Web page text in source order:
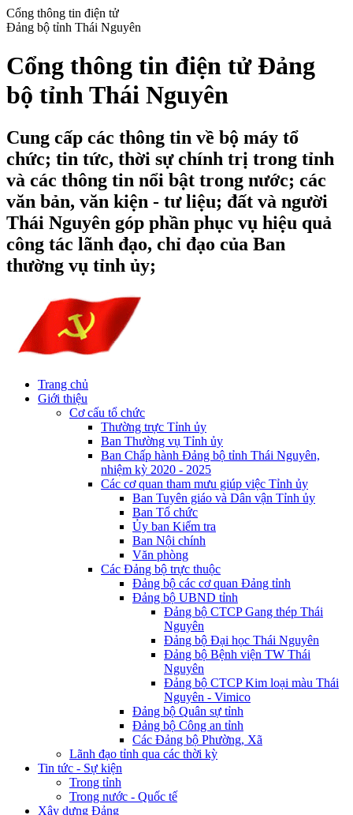
Cổng thông tin điện tử
Đảng bộ tỉnh Thái Nguyên
Cổng thông tin điện tử Đảng
bộ tỉnh Thái Nguyên
Cung cấp các thông tin về bộ máy tổ
chức; tin tức, thời sự chính trị trong tỉnh
và các thông tin nổi bật trong nước; các
văn bản, văn kiện - tư liệu; đất và người
Thái Nguyên góp phần phục vụ hiệu quả
công tác lãnh đạo, chỉ đạo của Ban
thường vụ tỉnh ủy;
Trang chủ
Giới thiệu
Cơ cấu tổ chức
Thường trực Tỉnh ủy
Ban Thường vụ Tỉnh ủy
Ban Chấp hành Đảng bộ tỉnh Thái Nguyên,
nhiệm kỳ 2020 - 2025
Các cơ quan tham mưu giúp việc Tỉnh ủy
Ban Tuyên giáo và Dân vận Tỉnh ủy
Ban Tổ chức
Ủy ban Kiểm tra
Ban Nội chính
Văn phòng
Các Đảng bộ trực thuộc
Đảng bộ các cơ quan Đảng tỉnh
Đảng bộ UBND tỉnh
Đảng bộ CTCP Gang thép Thái
Nguyên
Đảng bộ Đại học Thái Nguyên
Đảng bộ Bệnh viện TW Thái
Nguyên
Đảng bộ CTCP Kim loại màu Thái
Nguyên - Vimico
Đảng bộ Quân sự tỉnh
Đảng bộ Công an tỉnh
Các Đảng bộ Phường, Xã
Lãnh đạo tỉnh qua các thời kỳ
Tin tức - Sự kiện
Trong tỉnh
Trong nước - Quốc tế
Xây dựng Đảng